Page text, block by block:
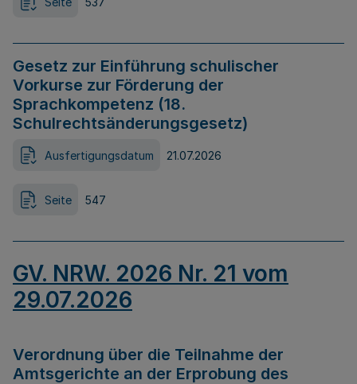
Gesetz zur Einführung schulischer
Vorkurse zur Förderung der
Sprachkompetenz (18.
Schulrechtsänderungsgesetz)
Ausfertigungsdatum 21.07.2026
Seite 547
GV. NRW. 2026 Nr. 21 vom
29.07.2026
Verordnung über die Teilnahme der
Amtsgerichte an der Erprobung des